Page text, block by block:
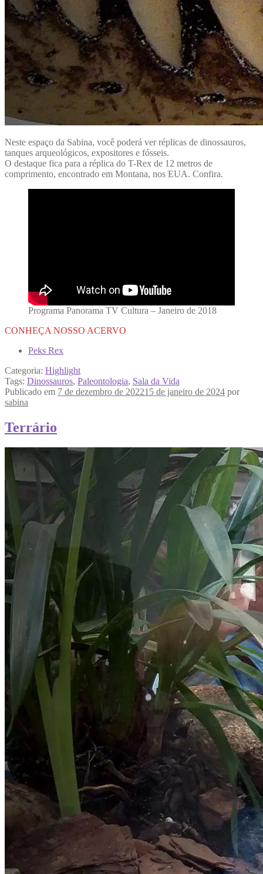
Neste espaço da Sabina, você poderá ver réplicas de dinossauros,
tanques arqueológicos, expositores e fósseis.
O destaque fica para a réplica do T-Rex de 12 metros de
comprimento, encontrado em Montana, nos EUA. Confira.
Programa Panorama TV Cultura – Janeiro de 2018
CONHEÇA NOSSO ACERVO
Peks Rex
Categoria: Highlight
Tags: Dinossauros, Paleontologia, Sala da Vida
Publicado em 7 de dezembro de 202215 de janeiro de 2024 por
sabina
Terrário